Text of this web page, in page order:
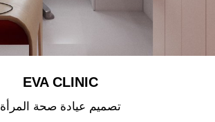
EVA CLINIC
تصميم عيادة صحة المرأة